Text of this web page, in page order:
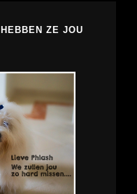
ZE JOU